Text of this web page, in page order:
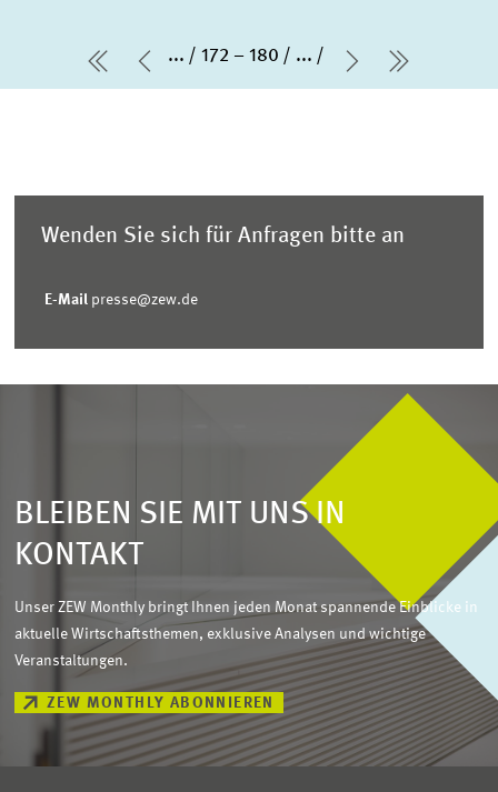
erste Seite
Vorherige Seite
... 172 – 180 ...
Nächste
letzte
Wenden Sie sich für Anfragen bitte an
E-Mail presse@zew.de
BLEIBEN SIE MIT UNS IN
KONTAKT
Unser ZEW Monthly bringt Ihnen jeden Monat spannende Einblicke in
aktuelle Wirtschaftsthemen, exklusive Analysen und wichtige
Veranstaltungen.
ZEW MONTHLY ABONNIEREN